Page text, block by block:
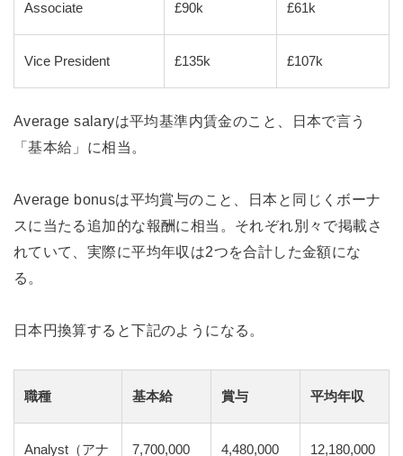
Associate £90k £61k
Vice President £135k £107k
Average salaryは平均基準内賃金のこと、日本で言う
「基本給」に相当。
Average bonusは平均賞与のこと、日本と同じくボーナ
スに当たる追加的な報酬に相当。それぞれ別々で掲載さ
れていて、実際に平均年収は2つを合計した金額にな
る。
日本円換算すると下記のようになる。
職種 基本給 賞与 平均年収
Analyst（アナ 7,700,000 4,480,000 12,180,000